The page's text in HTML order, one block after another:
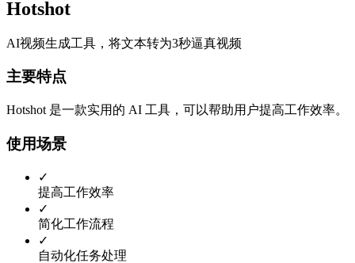
Hotshot
AI视频生成工具，将文本转为3秒逼真视频
主要特点
Hotshot 是一款实用的 AI 工具，可以帮助用户提高工作效率。
使用场景
✓
提高工作效率
✓
简化工作流程
✓
自动化任务处理